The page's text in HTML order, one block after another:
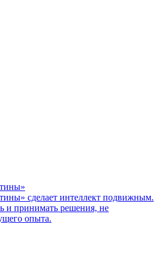
сделает интеллект подвижным.
и принимать решения, не
опыта.